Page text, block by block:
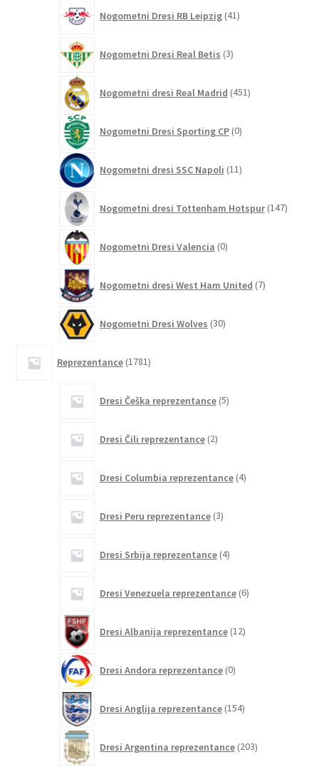
Nogometni Dresi RB Leipzig 41izdelkov
Nogometni Dresi Real Betis 3izdelki
Nogometni dresi Real Madrid 451izdelkov
Nogometni Dresi Sporting CP 0izdelkov
Nogometni dresi SSC Napoli 11izdelkov
Nogometni dresi Tottenham Hotspur 147
Nogometni Dresi Valencia 0izdelkov
Nogometni dresi West Ham United 7izdelkov
Nogometni Dresi Wolves 30izdelkov
Reprezentance 1781izdelkov
Dresi Češka reprezentance 5izdelkov
Dresi Čili reprezentance 2izdelka
Dresi Columbia reprezentance 4izdelki
Dresi Peru reprezentance 3izdelki
Dresi Srbija reprezentance 4izdelki
Dresi Venezuela reprezentance 6izdelkov
Dresi Albanija reprezentance 12izdelkov
Dresi Andora reprezentance 0izdelkov
Dresi Anglija reprezentance 154izdelkov
Dresi Argentina reprezentance 203izdelki